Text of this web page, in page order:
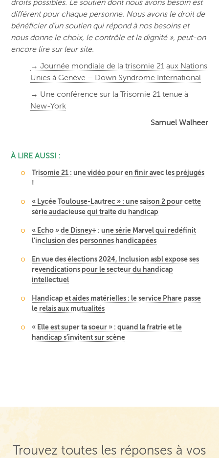
droits possibles. Le soutien dont nous avons besoin est
différent pour chaque personne. Nous avons le droit de
bénéficier d’un soutien qui répond à nos besoins et
nous donne le choix, le contrôle et la dignité », peut-on
encore lire sur leur site.
→ Journée mondiale de la trisomie 21 aux Nations
Unies à Genève – Down Syndrome International
→ Une conférence sur la Trisomie 21 tenue à
New-York
Samuel Walheer
À LIRE AUSSI :
Trisomie 21 : une vidéo pour en finir avec les préjugés
!
« Lycée Toulouse-Lautrec » : une saison 2 pour cette
série audacieuse qui traite du handicap
« Echo » de Disney+ : une série Marvel qui redéfinit
l’inclusion des personnes handicapées
En vue des élections 2024, Inclusion asbl expose ses
revendications pour le secteur du handicap
intellectuel
Handicap et aides matérielles : le service Phare passe
le relais aux mutualités
« Elle est super ta soeur » : quand la fratrie et le
handicap s’invitent sur scène
Trouvez toutes les réponses à vos